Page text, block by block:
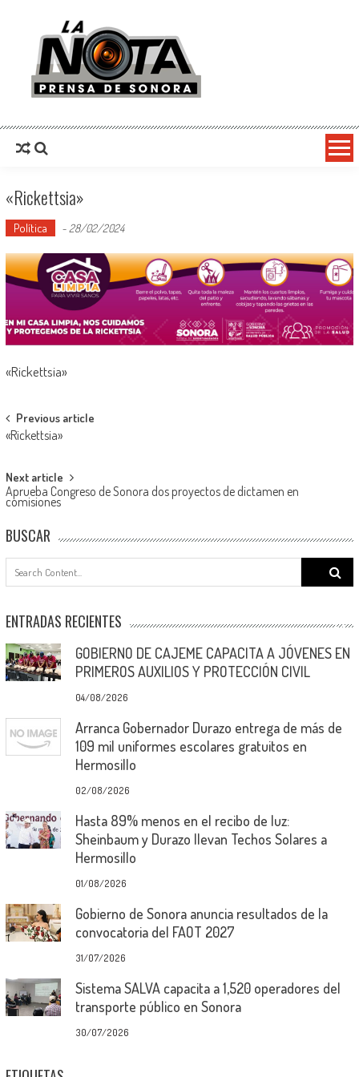
La Nota Prensa De Sonora
«Rickettsia»
Política - 28/02/2024
«Rickettsia»
Post
navigation
Previous article
«Rickettsia»
Next article
Aprueba Congreso de Sonora dos proyectos de dictamen en
comisiones
BUSCAR
Search
for:
ENTRADAS RECIENTES
GOBIERNO DE CAJEME CAPACITA A JÓVENES EN
PRIMEROS AUXILIOS Y PROTECCIÓN CIVIL
04/08/2026
Arranca Gobernador Durazo entrega de más de
109 mil uniformes escolares gratuitos en
Hermosillo
02/08/2026
Hasta 89% menos en el recibo de luz:
Sheinbaum y Durazo llevan Techos Solares a
Hermosillo
01/08/2026
Gobierno de Sonora anuncia resultados de la
convocatoria del FAOT 2027
31/07/2026
Sistema SALVA capacita a 1,520 operadores del
transporte público en Sonora
30/07/2026